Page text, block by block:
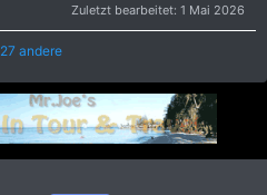
Zuletzt bearbeitet: 1 Mai 2026
andere